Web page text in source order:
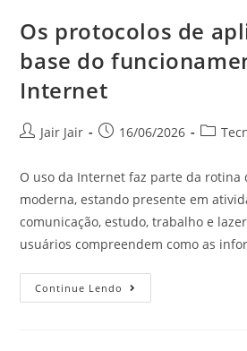
Os protocolos de
base do
Internet
Jair Jair 16/06/2026
O uso da Internet faz parte da rotina
moderna, estando presente em
comunicação, estudo, trabalho e
usuários compreendem como as
Continue Lendo